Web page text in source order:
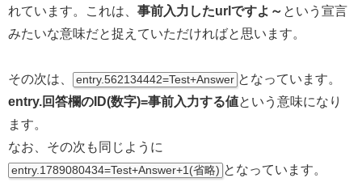
れています。これは、 事前入力したurlですよ～ という宣言
みたいな意味だと捉えていただければと思います。
その次は、 entry.562134442=Test+Answer となっています。
entry.回答欄のID(数字)=事前入力する値という意味になり
ます。
なお、その次も同じように
entry.1789080434=Test+Answer+1(省略) となっています。